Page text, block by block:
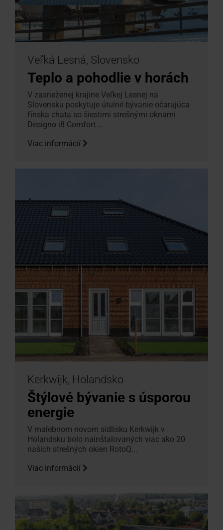
Veľká Lesná, Slovensko
Teplo a pohodlie v horách
V zasneženej krajine Veľkej Lesnej na
Slovensku poskytuje útulné bývanie očarujúca
fínska chata so šiestimi strešnými oknami
Designo i8 Comfort ...
Viac informácií
Kerkwijk, Holandsko
Štýlové bývanie s úsporou
energie
V malebnom novom sídlisku Kerkwijk v
Holandsku bolo nainštalovaných viac ako 20
našich strešných okien RotoQ...
Viac informácií